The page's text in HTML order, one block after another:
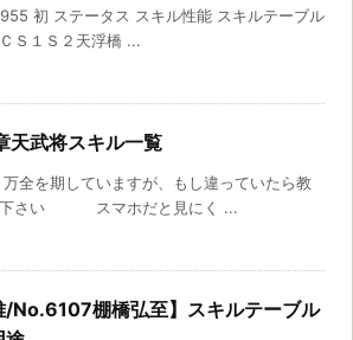
初 ステータス スキル性能 スキルテーブル
Ｓ１Ｓ２天浮橋 ...
天武将スキル一覧
を期していますが、もし違っていたら教
下さい スマホだと見にく ...
/No.6107棚橋弘至】スキルテーブル